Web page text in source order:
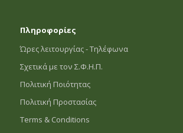
Πληροφορίες
Ώρες λειτουργίας - Τηλέφωνα
Σχετικά με τον Σ.Φ.Η.Π.
Πολιτική Ποιότητας
Πολιτική Προστασίας
Terms & Conditions